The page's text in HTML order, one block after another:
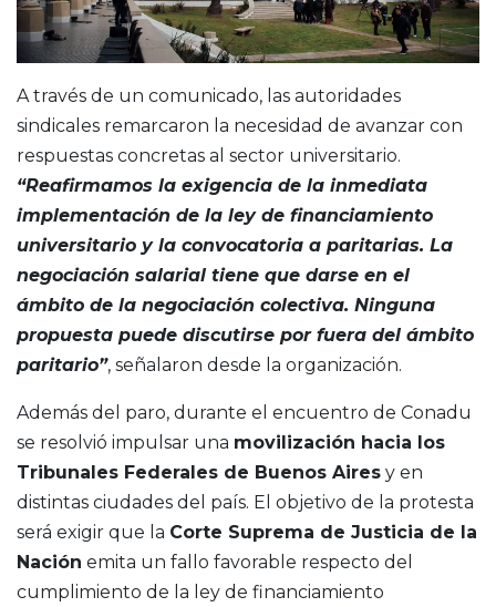
A través de un comunicado, las autoridades
sindicales remarcaron la necesidad de avanzar con
respuestas concretas al sector universitario.
“Reafirmamos la exigencia de la inmediata
implementación de la ley de financiamiento
universitario y la convocatoria a paritarias. La
negociación salarial tiene que darse en el
ámbito de la negociación colectiva. Ninguna
propuesta puede discutirse por fuera del ámbito
paritario”, señalaron desde la organización.
Además del paro, durante el encuentro de Conadu
se resolvió impulsar una movilización hacia los
Tribunales Federales de Buenos Aires y en
distintas ciudades del país. El objetivo de la protesta
será exigir que la Corte Suprema de Justicia de la
Nación emita un fallo favorable respecto del
cumplimiento de la ley de financiamiento